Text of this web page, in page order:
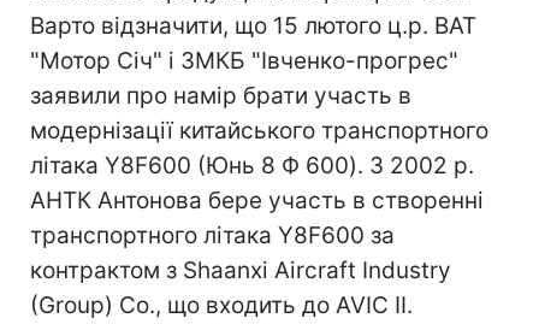
Варто відзначити, що 15 лютого ц.р. ВАТ
"Мотор Січ" і ЗМКБ "Івченко-прогрес"
заявили про намір брати участь в
модернізації китайського транспортного
літака Y8F600 (Юнь 8 Ф 600). З 2002 р.
АНТК Антонова бере участь в створенні
транспортного літака Y8F600 за
контрактом з Shaanxi Aircraft Industry
(Group) Co., що входить до AVIC II.